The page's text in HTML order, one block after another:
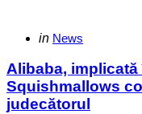
Categories
Posted
in News
Alibaba,
Squishmallows
judecătorul